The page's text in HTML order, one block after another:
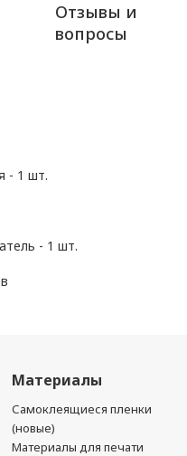
Отзывы и
вопросы
- 1 шт.
- 1 шт.
Материалы
Самоклеящиеся пленки
(новые)
Материалы для печати